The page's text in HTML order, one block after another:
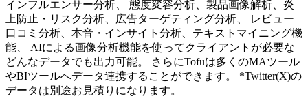
インフルエンサー分析、 態度変容分析、製品画像解析、炎
上防止・リスク分析、広告ターゲティング分析、 レビュー
口コミ分析、本音・インサイト分析、テキストマイニング機
能、 AIによる画像分析機能を使ってクライアントが必要な
どんなデータでも出力可能。 さらにTofuは多くのMAツール
やBIツールへデータ連携することができます。 *Twitter(X)の
データは別途お見積りになります。